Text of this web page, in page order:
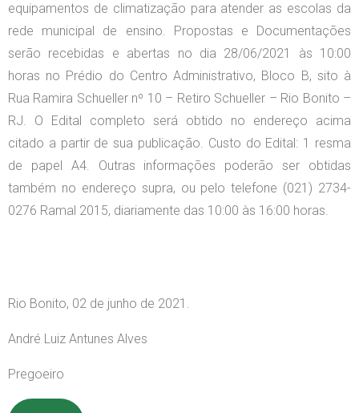
equipamentos de climatização para atender as escolas da
rede municipal de ensino. Propostas e Documentações
serão recebidas e abertas no dia 28/06/2021 às 10:00
horas no Prédio do Centro Administrativo, Bloco B, sito à
Rua Ramira Schueller nº 10 – Retiro Schueller – Rio Bonito –
RJ. O Edital completo será obtido no endereço acima
citado a partir de sua publicação. Custo do Edital: 1 resma
de papel A4. Outras informações poderão ser obtidas
também no endereço supra, ou pelo telefone (021) 2734-
0276 Ramal 2015, diariamente das 10:00 às 16:00 horas.
Rio Bonito, 02 de junho de 2021.
André Luiz Antunes Alves
Pregoeiro